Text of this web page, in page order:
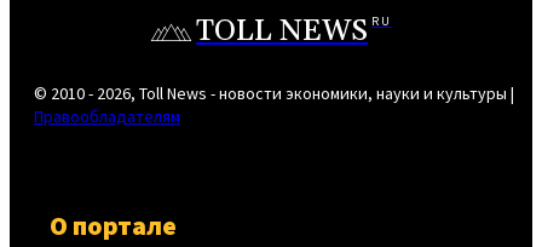
TOLL NEWS RU
© 2010 - 2026, Toll News - новости экономики, науки и культуры |
Правообладателям
О портале